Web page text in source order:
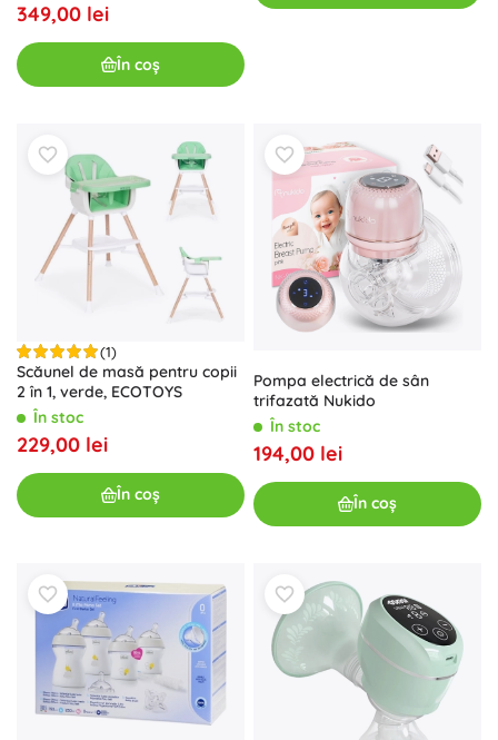
349,00 lei
În coș
(1)
Scăunel de masă pentru copii
2 în 1, verde, ECOTOYS
În stoc
229,00 lei
În coș
Pompa electrică de sân
trifazată Nukido
În stoc
194,00 lei
În coș